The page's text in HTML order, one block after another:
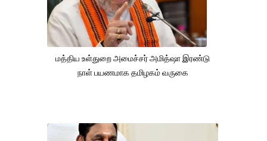
மத்திய உள்துறை அமைச்சர் அமித்ஷா இரண்டு
நாள் பயணமாக தமிழகம் வருகை